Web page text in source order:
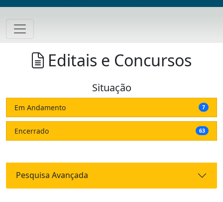
Editais e Concursos
Situação
Em Andamento 7
Encerrado 63
Pesquisa Avançada